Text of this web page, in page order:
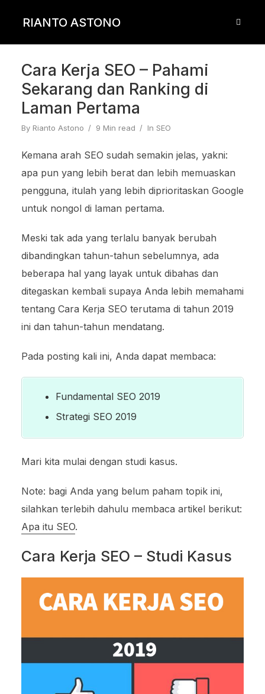
RIANTO ASTONO
Cara Kerja SEO – Pahami
Sekarang dan Ranking di
Laman Pertama
By Rianto Astono 9 Min read In SEO
Kemana arah SEO sudah semakin jelas, yakni:
apa pun yang lebih berat dan lebih memuaskan
pengguna, itulah yang lebih diprioritaskan Google
untuk nongol di laman pertama.
Meski tak ada yang terlalu banyak berubah
dibandingkan tahun-tahun sebelumnya, ada
beberapa hal yang layak untuk dibahas dan
ditegaskan kembali supaya Anda lebih memahami
tentang Cara Kerja SEO terutama di tahun 2019
ini dan tahun-tahun mendatang.
Pada posting kali ini, Anda dapat membaca:
Fundamental SEO 2019
Strategi SEO 2019
Mari kita mulai dengan studi kasus.
Note: bagi Anda yang belum paham topik ini,
silahkan terlebih dahulu membaca artikel berikut:
Apa itu SEO.
Cara Kerja SEO – Studi Kasus